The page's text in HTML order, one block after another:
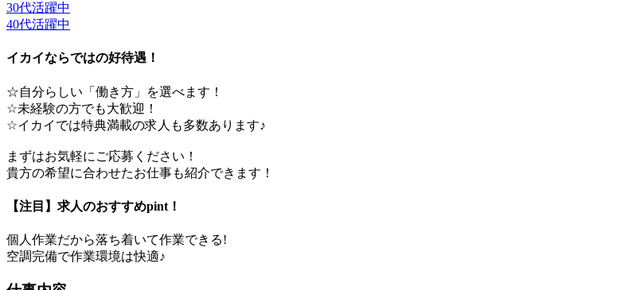
30代活躍中
40代活躍中
イカイならではの好待遇！
☆自分らしい「働き方」を選べます！
☆未経験の方でも大歓迎！
☆イカイでは特典満載の求人も多数あります♪
まずはお気軽にご応募ください！
貴方の希望に合わせたお仕事も紹介できます！
【注目】求人のおすすめpint！
個人作業だから落ち着いて作業できる!
空調完備で作業環境は快適♪